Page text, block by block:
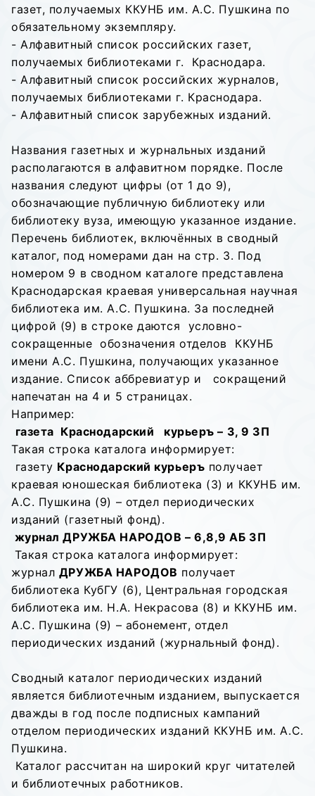
газет, получаемых ККУНБ им. А.С. Пушкина по
обязательному экземпляру.
- Алфавитный список российских газет,
получаемых библиотеками г. Краснодара.
- Алфавитный список российских журналов,
получаемых библиотеками г. Краснодара.
- Алфавитный список зарубежных изданий.
Названия газетных и журнальных изданий
располагаются в алфавитном порядке. После
названия следуют цифры (от 1 до 9),
обозначающие публичную библиотеку или
библиотеку вуза, имеющую указанное издание.
Перечень библиотек, включённых в сводный
каталог, под номерами дан на стр. 3. Под
номером 9 в сводном каталоге представлена
Краснодарская краевая универсальная научная
библиотека им. А.С. Пушкина. За последней
цифрой (9) в строке даются условно-
сокращенные обозначения отделов ККУНБ
имени А.С. Пушкина, получающих указанное
издание. Список аббревиатур и сокращений
напечатан на 4 и 5 страницах.
Например:
газета Краснодарский курьеръ – 3, 9 ЗП
Такая строка каталога информирует:
газету Краснодарский курьеръ получает
краевая юношеская библиотека (3) и ККУНБ им.
А.С. Пушкина (9) – отдел периодических
изданий (газетный фонд).
журнал ДРУЖБА НАРОДОВ – 6,8,9 АБ ЗП
Такая строка каталога информирует:
журнал ДРУЖБА НАРОДОВ получает
библиотека КубГУ (6), Центральная городская
библиотека им. Н.А. Некрасова (8) и ККУНБ им.
А.С. Пушкина (9) – абонемент, отдел
периодических изданий (журнальный фонд).
Сводный каталог периодических изданий
является библиотечным изданием, выпускается
дважды в год после подписных кампаний
отделом периодических изданий ККУНБ им. А.С.
Пушкина.
Каталог рассчитан на широкий круг читателей
и библиотечных работников.